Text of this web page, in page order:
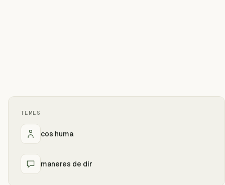
TEMES
cos huma
maneres de dir